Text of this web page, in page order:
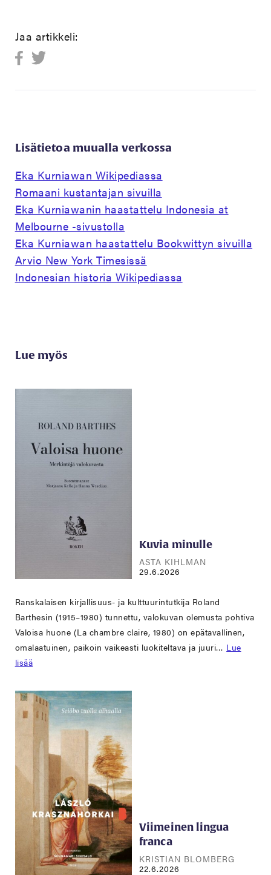
Jaa artikkeli:
Lisätietoa muualla verkossa
Eka Kurniawan Wikipediassa
Romaani kustantajan sivuilla
Eka Kurniawanin haastattelu Indonesia at
Melbourne -sivustolla
Eka Kurniawan haastattelu Bookwittyn sivuilla
Arvio New York Timesissä
Indonesian historia Wikipediassa
Lue myös
Kuvia minulle
ASTA KIHLMAN
29.6.2026
Ranskalaisen kirjallisuus- ja kulttuurintutkija Roland
Barthesin (1915–1980) tunnettu, valokuvan olemusta pohtiva
Valoisa huone (La chambre claire, 1980) on epätavallinen,
omalaatuinen, paikoin vaikeasti luokiteltava ja juuri… Lue
lisää
Viimeinen lingua
franca
KRISTIAN BLOMBERG
22.6.2026